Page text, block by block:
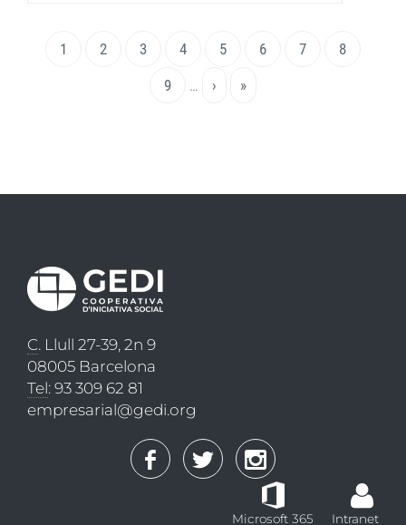
PaginacióPàgina
1 Page
2 Page
3 Page
4 Page
5 Page
6 Page
7 Page
8
Page
9 …
Pàgina
›
Última
»
C. Llull 27-39, 2n 9
08005 Barcelona
Tel: 93 309 62 81
empresarial@gedi.org
Microsoft 365 Intranet